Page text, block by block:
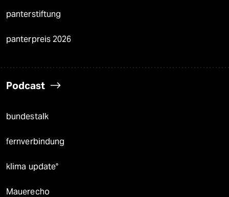
panterstiftung
panterpreis 2026
Podcast
bundestalk
fernverbindung
klima update°
Mauerecho